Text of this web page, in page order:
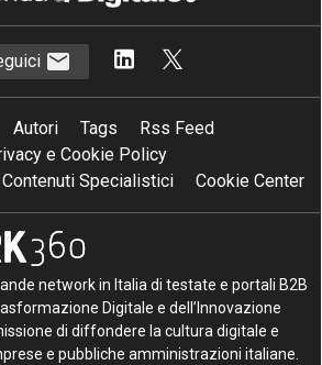
Autori Tags
Rss Feed
e Cookie Policy
Specialistici
Cookie Center
network in Italia di testate e portali B2B
Digitale e dell’Innovazione
di diffondere la cultura digitale e
e pubbliche amministrazioni italiane.